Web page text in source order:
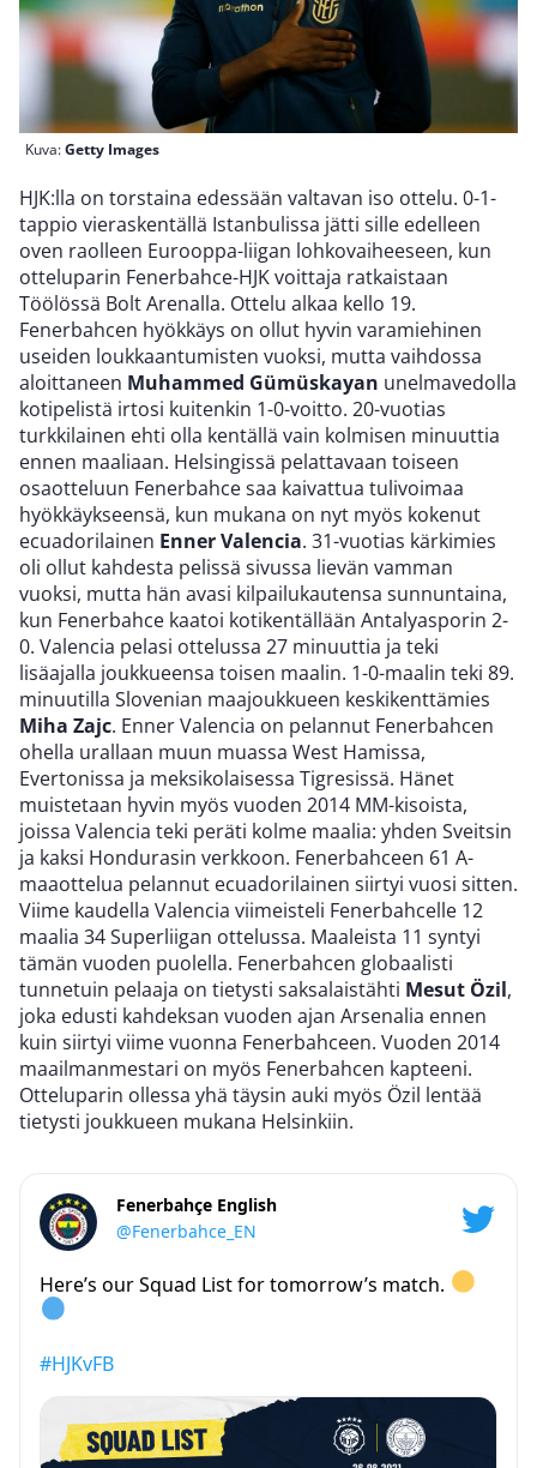
Kuva:Getty Images
HJK:lla on torstaina edessään valtavan iso ottelu. 0-1-
tappio vieraskentällä Istanbulissa jätti sille edelleen
oven raolleen Eurooppa-liigan lohkovaiheeseen, kun
otteluparin Fenerbahce-HJK voittaja ratkaistaan
Töölössä Bolt Arenalla. Ottelu alkaa kello 19.
Fenerbahcen hyökkäys on ollut hyvin varamiehinen
useiden loukkaantumisten vuoksi, mutta vaihdossa
aloittaneen Muhammed Gümüskayan unelmavedolla
kotipelistä irtosi kuitenkin 1-0-voitto. 20-vuotias
turkkilainen ehti olla kentällä vain kolmisen minuuttia
ennen maaliaan. Helsingissä pelattavaan toiseen
osaotteluun Fenerbahce saa kaivattua tulivoimaa
hyökkäykseensä, kun mukana on nyt myös kokenut
ecuadorilainen Enner Valencia. 31-vuotias kärkimies
oli ollut kahdesta pelissä sivussa lievän vamman
vuoksi, mutta hän avasi kilpailukautensa sunnuntaina,
kun Fenerbahce kaatoi kotikentällään Antalyasporin 2-
0. Valencia pelasi ottelussa 27 minuuttia ja teki
lisäajalla joukkueensa toisen maalin. 1-0-maalin teki 89.
minuutilla Slovenian maajoukkueen keskikenttämies
Miha Zajc. Enner Valencia on pelannut Fenerbahcen
ohella urallaan muun muassa West Hamissa,
Evertonissa ja meksikolaisessa Tigresissä. Hänet
muistetaan hyvin myös vuoden 2014 MM-kisoista,
joissa Valencia teki peräti kolme maalia: yhden Sveitsin
ja kaksi Hondurasin verkkoon. Fenerbahceen 61 A-
maaottelua pelannut ecuadorilainen siirtyi vuosi sitten.
Viime kaudella Valencia viimeisteli Fenerbahcelle 12
maalia 34 Superliigan ottelussa. Maaleista 11 syntyi
tämän vuoden puolella. Fenerbahcen globaalisti
tunnetuin pelaaja on tietysti saksalaistähti Mesut Özil,
joka edusti kahdeksan vuoden ajan Arsenalia ennen
kuin siirtyi viime vuonna Fenerbahceen. Vuoden 2014
maailmanmestari on myös Fenerbahcen kapteeni.
Otteluparin ollessa yhä täysin auki myös Özil lentää
tietysti joukkueen mukana Helsinkiin.
Fenerbahçe English
@Fenerbahce_EN
Here’s our Squad List for tomorrow’s match.
#HJKvFB